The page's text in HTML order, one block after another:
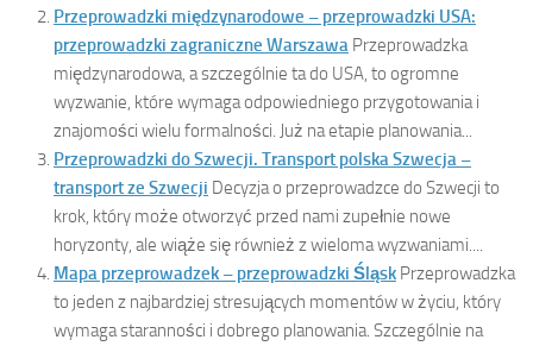
Przeprowadzki międzynarodowe – przeprowadzki USA:
przeprowadzki zagraniczne Warszawa Przeprowadzka
międzynarodowa, a szczególnie ta do USA, to ogromne
wyzwanie, które wymaga odpowiedniego przygotowania i
znajomości wielu formalności. Już na etapie planowania...
Przeprowadzki do Szwecji. Transport polska Szwecja –
transport ze Szwecji Decyzja o przeprowadzce do Szwecji to
krok, który może otworzyć przed nami zupełnie nowe
horyzonty, ale wiąże się również z wieloma wyzwaniami....
Mapa przeprowadzek – przeprowadzki Śląsk Przeprowadzka
to jeden z najbardziej stresujących momentów w życiu, który
wymaga staranności i dobrego planowania. Szczególnie na